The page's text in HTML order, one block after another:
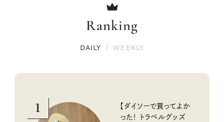
Ranking
DAILY / WEEKLY
1
【ダイソーで買ってよか
った！ トラベルグッズ